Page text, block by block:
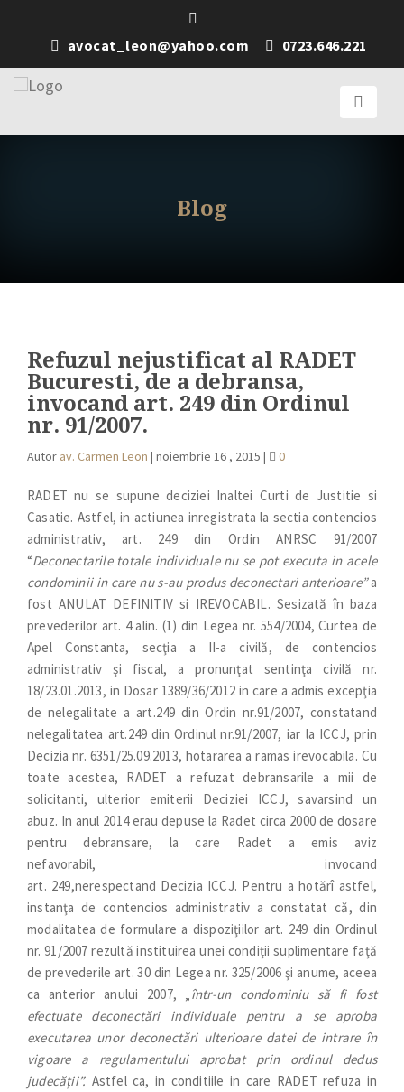
avocat_leon@yahoo.com 0723.646.221
Blog
Refuzul nejustificat al RADET
Bucuresti, de a debransa,
invocand art. 249 din Ordinul
nr. 91/2007.
Autor av. Carmen Leon | noiembrie 16 , 2015 | 0
RADET nu se supune deciziei Inaltei Curti de Justitie si
Casatie. Astfel, in actiunea inregistrata la sectia contencios
administrativ, art. 249 din Ordin ANRSC 91/2007
“Deconectarile totale individuale nu se pot executa in acele
condominii in care nu s-au produs deconectari anterioare”a
fost ANULAT DEFINITIV si IREVOCABIL. Sesizată în baza
prevederilor art. 4 alin. (1) din Legea nr. 554/2004, Curtea de
Apel Constanta, secţia a II-a civilă, de contencios
administrativ şi fiscal, a pronunţat sentinţa civilă nr.
18/23.01.2013, in Dosar 1389/36/2012 in care a admis excepţia
de nelegalitate a art.249 din Ordin nr.91/2007, constatand
nelegalitatea art.249 din Ordinul nr.91/2007, iar la ICCJ, prin
Decizia nr. 6351/25.09.2013, hotararea a ramas irevocabila. Cu
toate acestea, RADET a refuzat debransarile a mii de
solicitanti, ulterior emiterii Deciziei ICCJ, savarsind un
abuz. In anul 2014 erau depuse la Radet circa 2000 de dosare
pentru debransare, la care Radet a emis aviz
nefavorabil, invocand
art. 249,nerespectand Decizia ICCJ. Pentru a hotărî astfel,
instanţa de contencios administrativ a constatat că, din
modalitatea de formulare a dispoziţiilor art. 249 din Ordinul
nr. 91/2007 rezultă instituirea unei condiţii suplimentare faţă
de prevederile art. 30 din Legea nr. 325/2006 şi anume, aceea
ca anterior anului 2007, „într-un condominiu să fi fost
efectuate deconectări individuale pentru a se aproba
executarea unor deconectări ulterioare datei de intrare în
vigoare a regulamentului aprobat prin ordinul dedus
judecăţii”. Astfel ca, in conditiile in care RADET refuza in